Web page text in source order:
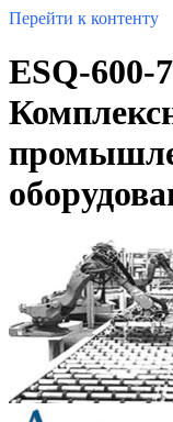
Перейти к контенту
ESQ-600-